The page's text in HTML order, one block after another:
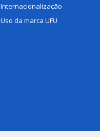
Internacionalização
Uso da marca UFU